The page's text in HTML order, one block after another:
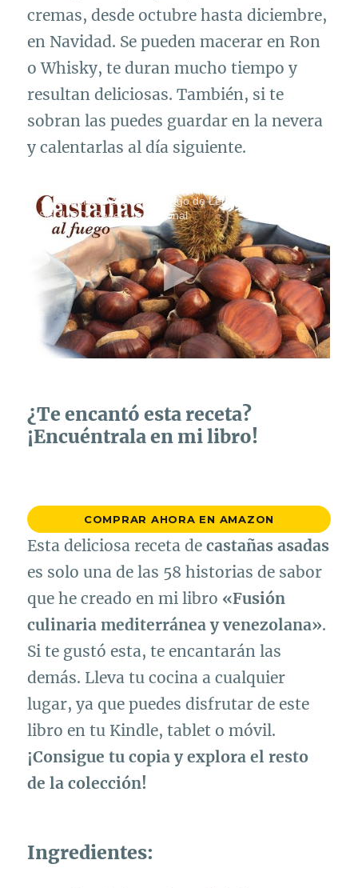
cremas, desde octubre hasta diciembre,
en Navidad. Se pueden macerar en Ron
o Whisky, te duran mucho tiempo y
resultan deliciosas. También, si te
sobran las puedes guardar en la nevera
y calentarlas al día siguiente.
🔥 Castañas Asadas al Fuego de Leña [FÁCIL Y
SEGURO] Receta Tradicional
¿Te encantó esta receta?
¡Encuéntrala en mi libro!
COMPRAR AHORA EN AMAZON
Esta deliciosa receta decastañas asadas
es solo una de las 58 historias de sabor
que he creado en mi libro «Fusión
culinaria mediterránea y venezolana».
Si te gustó esta, te encantarán las
demás. Lleva tu cocina a cualquier
lugar, ya que puedes disfrutar de este
libro en tu Kindle, tablet o móvil.
¡Consigue tu copia y explora el resto
de la colección!
Ingredientes: